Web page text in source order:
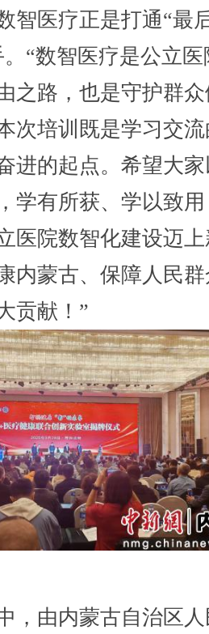
智医疗正是打通“最
“数智医疗是公立医
之路，也是守护群
次培训既是学习交
进的起点。希望大
学有所获、学以致
医院数智化建设迈
内蒙古、保障人民
贡献！”
由内蒙古自治区人